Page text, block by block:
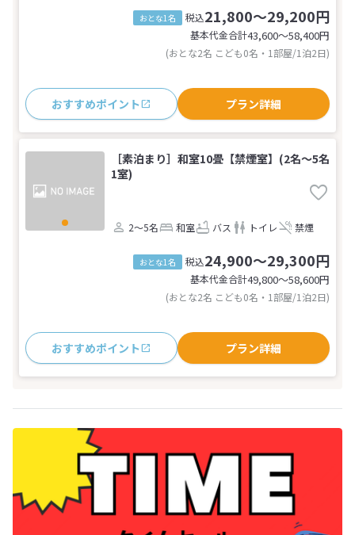
おとな1名 税込21,800～29,200円
基本代金合計43,600〜58,400円
(おとな2名 こども0名・1部屋/1泊2日)
おすすめポイント プラン詳細
［素泊まり］和室10畳【禁煙室】(2名～5名
1室)
2～5名 和室 バス トイレ 禁煙
おとな1名 税込24,900～29,300円
基本代金合計49,800〜58,600円
(おとな2名 こども0名・1部屋/1泊2日)
おすすめポイント プラン詳細